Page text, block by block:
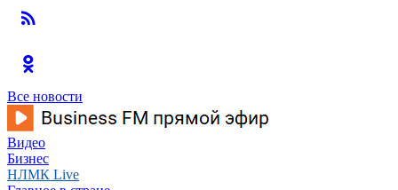
Все новости
Видео
Бизнес
НЛМК Live